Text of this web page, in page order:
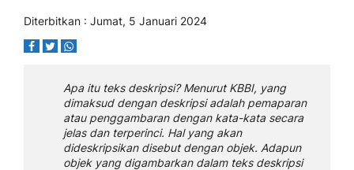
Diterbitkan : Jumat, 5 Januari 2024
Apa itu teks deskripsi? Menurut KBBI, yang
dimaksud dengan deskripsi adalah pemaparan
atau penggambaran dengan kata-kata secara
jelas dan terperinci. Hal yang akan
dideskripsikan disebut dengan objek. Adapun
objek yang digambarkan dalam teks deskripsi